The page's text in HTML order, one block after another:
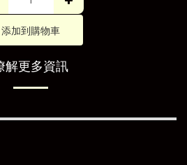
添加到購物車
解更多資訊